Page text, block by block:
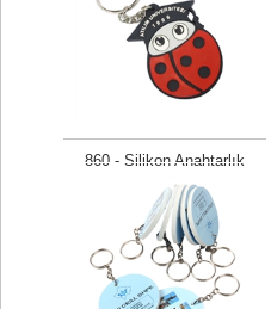
860 - Silikon Anahtarlık
Fiyat isteyiniz